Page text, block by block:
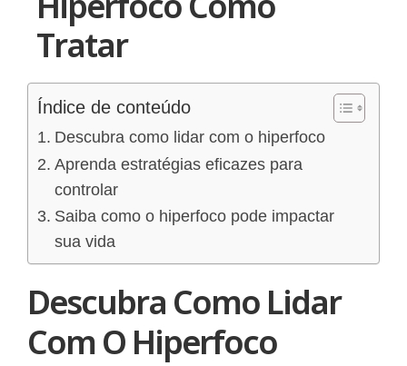
Tratar
Índice de conteúdo
Descubra como lidar com o hiperfoco
Aprenda estratégias eficazes para
controlar
Saiba como o hiperfoco pode impactar
sua vida
Descubra Como Lidar
Com O Hiperfoco